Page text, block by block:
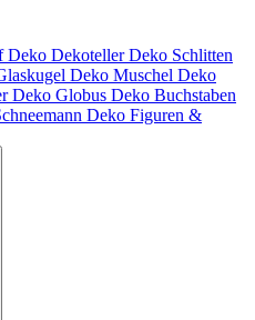
Deko DekotellerDeko Schlitten
Deko Muschel Deko
Deko Globus Deko Buchstaben
Deko Figuren &